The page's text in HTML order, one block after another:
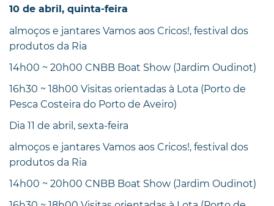
10 de abril, quinta-feira
almoços e jantares Vamos aos Cricos!, festival dos
produtos da Ria
14h00 ~ 20h00 CNBB Boat Show (Jardim Oudinot)
16h30 ~ 18h00 Visitas orientadas à Lota (Porto de
Pesca Costeira do Porto de Aveiro)
Dia 11 de abril, sexta-feira
almoços e jantares Vamos aos Cricos!, festival dos
produtos da Ria
14h00 ~ 20h00 CNBB Boat Show (Jardim Oudinot)